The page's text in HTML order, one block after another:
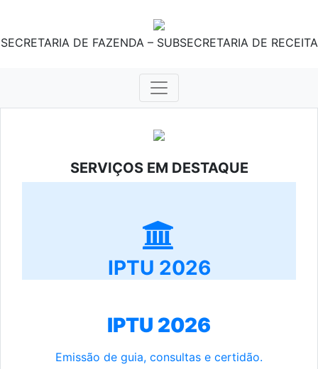
SECRETARIA DE FAZENDA – SUBSECRETARIA DE RECEITA
SERVIÇOS EM DESTAQUE
IPTU 2026
IPTU 2026
Emissão de guia, consultas e certidão.